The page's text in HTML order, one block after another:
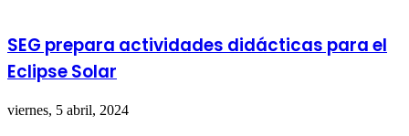
SEG prepara actividades didácticas para el
Eclipse Solar
viernes, 5 abril, 2024